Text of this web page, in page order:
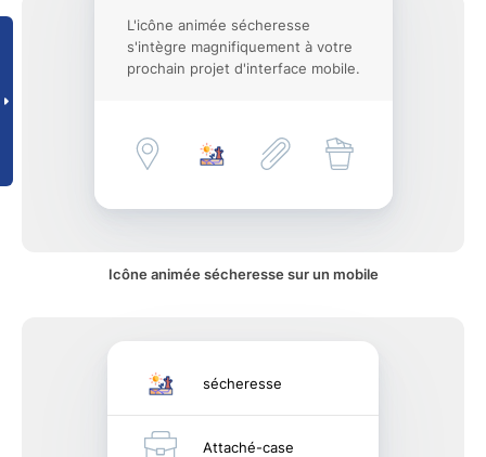
L'icône animée sécheresse
s'intègre magnifiquement à votre
prochain projet d'interface mobile.
Icône animée sécheresse sur un mobile
sécheresse
Attaché-case